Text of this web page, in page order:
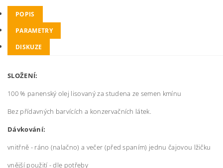
POPIS
PARAMETRY
DISKUZE
SLOŽENÍ:
100 % panenský olej lisovaný za studena ze semen kmínu
Bez přídavných barvících a konzervačních látek.
Dávkování:
vnitřně - ráno (nalačno) a večer (před spaním) jednu čajovou lžičku
vnější použití - dle potřeby